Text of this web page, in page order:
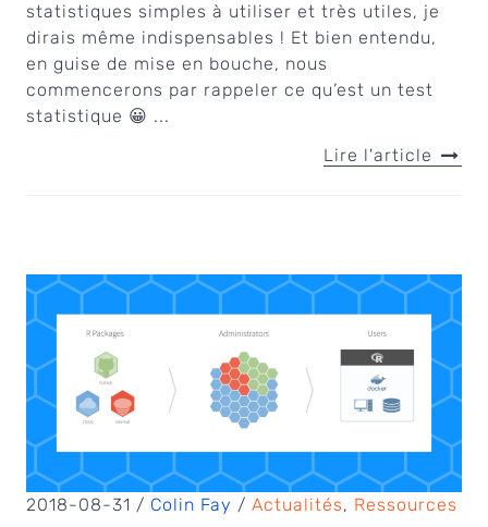
statistiques simples à utiliser et très utiles, je
dirais même indispensables ! Et bien entendu,
en guise de mise en bouche, nous
commencerons par rappeler ce qu’est un test
statistique 😀 ...
Lire l'article
2018-08-31 / Colin Fay / Actualités, Ressources